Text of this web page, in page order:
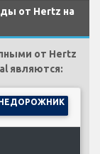
от Hertz на
от Hertz
являются: